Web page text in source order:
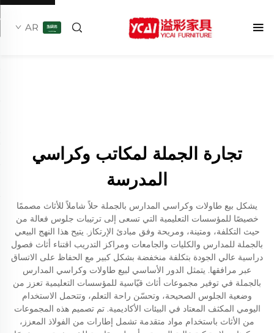
AR
تجارة الجملة لمكاتب وكراسي
المدرسة
يشكل بيع طاولات وكراسي المدارس بالجملة حلاً شاملاً للأثاث مصممًا
خصيصًا للمؤسسات التعليمية التي تسعى إلى ترتيبات جلوس فعالة من
حيث التكلفة، ومتينة، ومريحة وفق مبادئ الإرتكاز. يتيح هذا النهج البيعي
بالجملة للمدارس والكليات والجامعات ومراكز التدريب اقتناء أثاث فصول
دراسية عالي الجودة بتكلفة منخفضة بشكل كبير مع الحفاظ على الاتساق
عبر مرافقها. يتمثل الدور الأساسي لبيع طاولات وكراسي المدارس
بالجملة في توفير مجموعات أثاث قيّاسية للمؤسسات التعليمية تعزز من
وضعية الجلوس الصحيحة، وتحسّن راحة التعلم، وتتحمل الاستخدام
اليومي المكثف المعتاد في البيئات الأكاديمية. تم تصميم هذه المجموعات
من الأثاث باستخدام مواد متقدمة تشمل إطارات من الفولاذ المعزز،